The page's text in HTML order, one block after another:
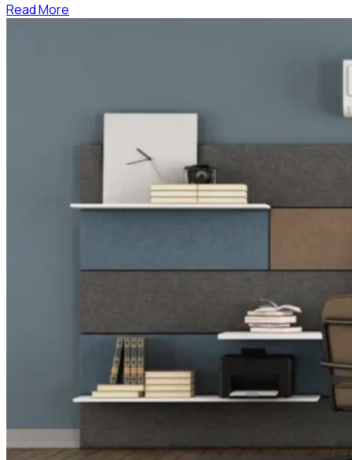
Read More